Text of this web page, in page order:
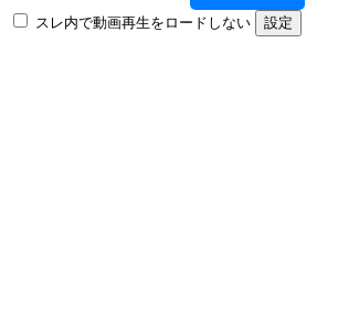
スレ内で動画再生をロードしない